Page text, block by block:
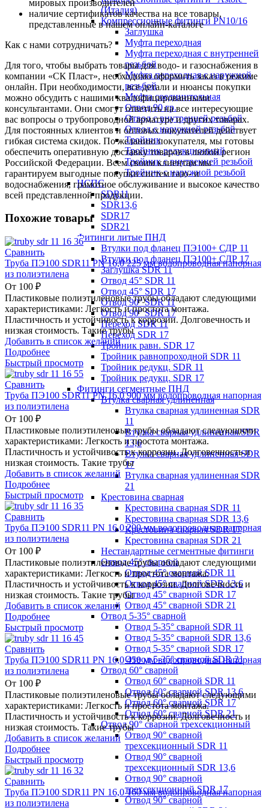
(Италия)
Компрессионные фитинги PN10/16
Заглушка
Муфта переходная
Муфта переходная с внутренней
резьбой
Муфта переходная с наружной
резьбой
Муфта соединительная
Отвод 90 гр.
Отвод с внутренней резьбой
Отвод с наружной резьбой
Тройник
Тройник редукционный
Тройник с внутренней резьбой
Тройник с наружной резьбой
НСПС
SDR11
SDR13,6
SDR17
SDR21
Фитинги литые ПНД
Втулки под фланец ПЭ100+ СДР 11
Втулки под фланец ПЭ100+ СДР 17
Заглушка SDR 11
Отвод 45° SDR 11
Отвод 45° SDR 17
Отвод 90° SDR 11
Отвод 90° SDR 17
Переход SDR 11
Переход SDR 17
Тройник равн. SDR 17
Тройник равнопроходной SDR 11
Тройник редукц. SDR 11
Тройник редукц. SDR 17
Фитинги сегментные ПНД
Втулка сварная удлиненная
Втулка сварная удлиненная SDR
11
Втулка сварная удлиненная SDR
13,6
Втулка сварная удлиненная SDR
17
Втулка сварная удлиненная SDR
21
Крестовина сварная
Крестовина сварная SDR 11
Крестовина сварная SDR 13,6
Крестовина сварная SDR 17
Крестовина сварная SDR 21
Нестандартные сегментные фитинги
Отвод 45° сварной
Отвод 45° сварной SDR 11
Отвод 45° сварной SDR 13,6
Отвод 45° сварной SDR 17
Отвод 45° сварной SDR 21
Отвод 5-35° сварной
Отвод 5-35° сварной SDR 11
Отвод 5-35° сварной SDR 13,6
Отвод 5-35° сварной SDR 17
Отвод 5-35° сварной SDR 21
Отвод 60° сварной
Отвод 60° сварной SDR 11
Отвод 60° сварной SDR 13,6
Отвод 60° сварной SDR 17
Отвод 60° сварной SDR 21
Отвод 90° сварной трехсекционный
Отвод 90° сварной
трехсекционный SDR 11
Отвод 90° сварной
трехсекционный SDR 13,6
Отвод 90° сварной
трехсекционный SDR 17
Отвод 90° сварной
мировых производителей
наличие сертификатов качества на все товары,
представленные в нашем онлайн-каталоге
Как с нами сотрудничать?
Для того, чтобы выбрать товары для водо- и газоснабжения в
компании «СК Пласт», необходимо оформить заказ в режиме
онлайн. При необходимости, все детали и нюансы покупки
можно обсудить с нашими квалифицированными
консультантами. Они смогут ответить на все интересующие
вас вопросы о трубопроводной арматуре и других товарах.
Для постоянных клиентов и оптовых покупателей действует
гибкая система скидок. По желанию покупателя, мы готовы
обеспечить оперативную доставку товаров в любой регион
Российской Федерации. Всем своим клиентам мы
гарантируем выгодные покупки систем газо- и
водоснабжения, грамотное обслуживание и высокое качество
всей представленной продукции.
Похожие товары
Сравнить
Труба ПЭ100 SDR11 PN 16,0 225 мм водопроводная напорная
из полиэтилена
От 100 ₽
Пластиковые полиэтиленовые трубы обладают следующими
характеристиками: Легкость и простота монтажа.
Пластичность и устойчивость к коррозии. Долговечность и
низкая стоимость. Такие трубы
Добавить в список желаний
Подробнее
Быстрый просмотр
Сравнить
Труба ПЭ100 SDR11 PN 16,0 900 мм водопроводная напорная
из полиэтилена
От 100 ₽
Пластиковые полиэтиленовые трубы обладают следующими
характеристиками: Легкость и простота монтажа.
Пластичность и устойчивость к коррозии. Долговечность и
низкая стоимость. Такие трубы
Добавить в список желаний
Подробнее
Быстрый просмотр
Сравнить
Труба ПЭ100 SDR11 PN 16,0 200 мм водопроводная напорная
из полиэтилена
От 100 ₽
Пластиковые полиэтиленовые трубы обладают следующими
характеристиками: Легкость и простота монтажа.
Пластичность и устойчивость к коррозии. Долговечность и
низкая стоимость. Такие трубы
Добавить в список желаний
Подробнее
Быстрый просмотр
Сравнить
Труба ПЭ100 SDR11 PN 16,0 450 мм водопроводная напорная
из полиэтилена
От 100 ₽
Пластиковые полиэтиленовые трубы обладают следующими
характеристиками: Легкость и простота монтажа.
Пластичность и устойчивость к коррозии. Долговечность и
низкая стоимость. Такие трубы
Добавить в список желаний
Подробнее
Быстрый просмотр
Сравнить
Труба ПЭ100 SDR11 PN 16,0 160 мм водопроводная напорная
из полиэтилена